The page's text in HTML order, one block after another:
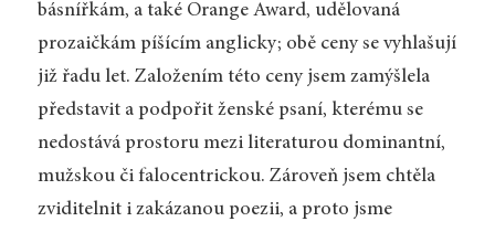
básnířkám, a také Orange Award, udělovaná
prozaičkám píšícím anglicky; obě ceny se vyhlašují
již řadu let. Založením této ceny jsem zamýšlela
představit a podpořit ženské psaní, kterému se
nedostává prostoru mezi literaturou dominantní,
mužskou či falocentrickou. Zároveň jsem chtěla
zviditelnit i zakázanou poezii, a proto jsme